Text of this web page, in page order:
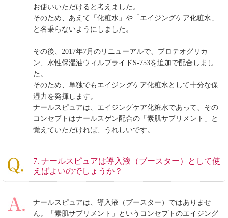
お使いいただけると考えました。
そのため、あえて「化粧水」や「エイジングケア化粧水」
と名乗らないようにしました。
その後、2017年7月のリニューアルで、プロテオグリカ
ン、水性保湿油ウィルブライドS-753を追加で配合しまし
た。
そのため、単独でもエイジングケア化粧水として十分な保
湿力を発揮します。
ナールスピュアは、エイジングケア化粧水であって、その
コンセプトはナールスゲン配合の「素肌サプリメント」と
覚えていただければ、うれしいです。
7. ナールスピュアは導入液（ブースター）として使
えばよいのでしょうか？
ナールスピュアは、導入液（ブースター）ではありませ
ん。「素肌サプリメント」というコンセプトのエイジング